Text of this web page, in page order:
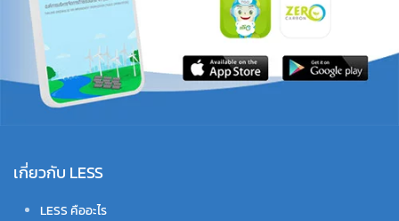
เกี่ยวกับ LESS
LESS คืออะไร